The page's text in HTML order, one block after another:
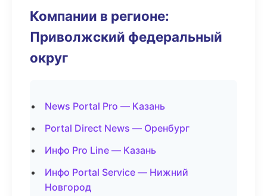
Компании в регионе:
Приволжский федеральный
округ
News Portal Pro — Казань
Portal Direct News — Оренбург
Инфо Pro Line — Казань
Инфо Portal Service — Нижний
Новгород